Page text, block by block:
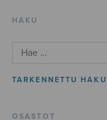
HAKU
TARKENNETTU HAKU
OSASTOT